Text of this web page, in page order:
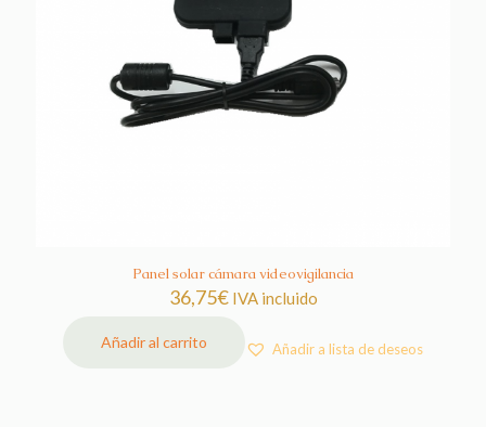
Panel solar cámara videovigilancia
36,75€ IVA incluido
Añadir al carrito Añadir a lista de deseos